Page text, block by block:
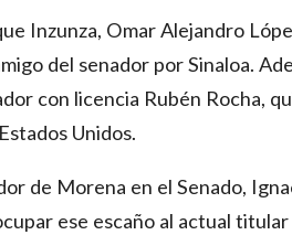
Inzunza, Omar Alejandro
del senador por Sinaloa.
con licencia Rubén Rocha,
Unidos.
de Morena en el Senado,
ese escaño al actual